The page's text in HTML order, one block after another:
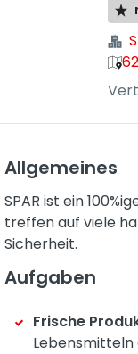
Allgemeines
SPAR ist ein
treffen auf viele
Sicherheit.
Aufgaben
Frische